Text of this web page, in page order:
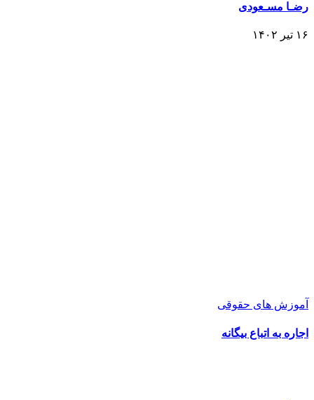
رضـا مسـعودی
۱۶ تیر ۱۴۰۲
آموزش های حقوقی
اجاره به اتباع بیگانه